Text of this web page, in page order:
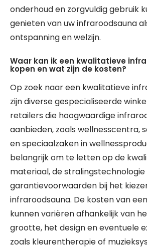
onderhoud en zorgvuldig gebruik
genieten van uw infraroodsauna
ontspanning en welzijn.
Waar kan ik een kwalitatieve
kopen en wat zijn de kosten?
Op zoek naar een kwalitatieve
zijn diverse gespecialiseerde
retailers die hoogwaardige
aanbieden, zoals wellnesscentra,
en speciaalzaken in
belangrijk om te letten op de
materiaal, de stralingstechnologie
garantievoorwaarden bij het
infraroodsauna. De kosten van
kunnen variëren afhankelijk van
grootte, het design en eventuele
zoals kleurentherapie of